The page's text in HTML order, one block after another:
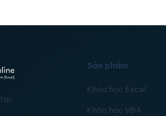
Sản phẩm
Khóa học Excel
Khóa học VBA